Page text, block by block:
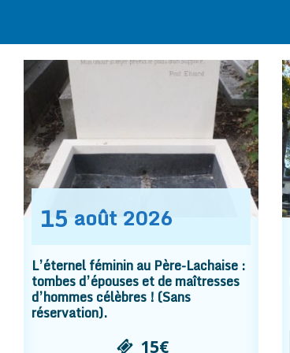
15 août 2026
L’éternel féminin au Père-Lachaise :
tombes d’épouses et de maîtresses
d’hommes célèbres ! (Sans
réservation).
15€